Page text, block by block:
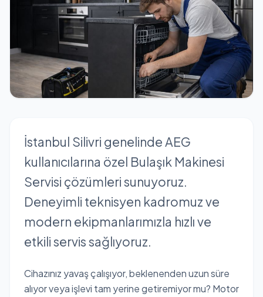
İstanbul Silivri genelinde AEG
kullanıcılarına özel Bulaşık Makinesi
Servisi çözümleri sunuyoruz.
Deneyimli teknisyen kadromuz ve
modern ekipmanlarımızla hızlı ve
etkili servis sağlıyoruz.
Cihazınız yavaş çalışıyor, beklenenden uzun süre
alıyor veya işlevi tam yerine getiremiyor mu? Motor